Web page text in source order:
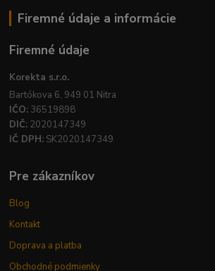
Firemné údaje a informácie
Firemné údaje
Korekta s.r.o.
Bartókova 6, 949 01 Nitra
IČO: 36519898
DIČ: 2020147349
IČ DPH: SK2020147349
Pre zákazníkov
Blog
Kontakt
Doprava a platba
Obchodné podmienky